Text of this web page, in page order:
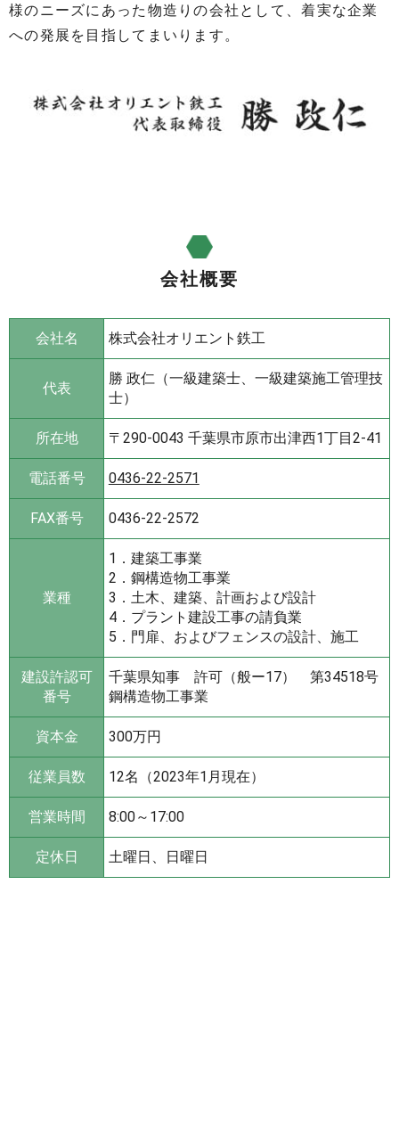
様のニーズにあった物造りの会社として、着実な企業
への発展を目指してまいります。
会社概要
会社名 株式会社オリエント鉄工
代表
勝 政仁（一級建築士、一級建築施工管理技
士）
所在地 〒290-0043 千葉県市原市出津西1丁目2-41
電話番号 0436-22-2571
FAX番号 0436-22-2572
業種
1．建築工事業
2．鋼構造物工事業
3．土木、建築、計画および設計
4．プラント建設工事の請負業
5．門扉、およびフェンスの設計、施工
建設許認可
番号
千葉県知事 許可（般ー17） 第34518号
鋼構造物工事業
資本金 300万円
従業員数 12名（2023年1月現在）
営業時間 8:00～17:00
定休日 土曜日、日曜日